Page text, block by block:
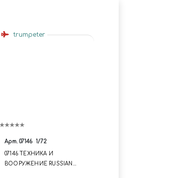
trumpeter
Арт. 07146 1/72
07146 ТЕХНИКА И
ВООРУЖЕНИЕ RUSSIAN